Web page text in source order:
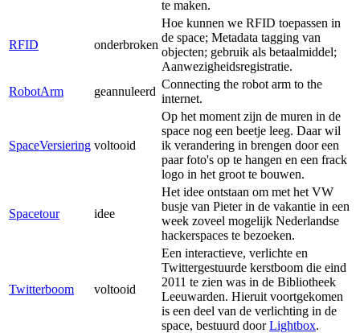
te maken.
RFID onderbroken
Hoe kunnen we RFID toepassen in
de space; Metadata tagging van
objecten; gebruik als betaalmiddel;
Aanwezigheidsregistratie.
RobotArm
geannuleerd
Connecting the robot arm to the
internet.
SpaceVersiering voltooid
Op het moment zijn de muren in de
space nog een beetje leeg. Daar wil
ik verandering in brengen door een
paar foto's op te hangen en een frack
logo in het groot te bouwen.
Spacetour idee
Het idee ontstaan om met het VW
busje van Pieter in de vakantie in een
week zoveel mogelijk Nederlandse
hackerspaces te bezoeken.
Twitterboom voltooid
Een interactieve, verlichte en
Twittergestuurde kerstboom die eind
2011 te zien was in de Bibliotheek
Leeuwarden. Hieruit voortgekomen
is een deel van de verlichting in de
space, bestuurd doorLightbox.